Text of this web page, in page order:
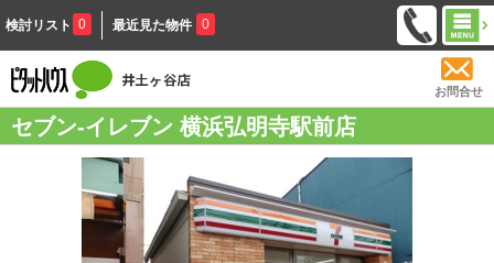
検討リスト 0 最近見た物件 0
お問合せ
セブン-イレブン 横浜弘明寺駅前店